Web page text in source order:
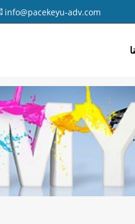
info@pacekeyu-adv.com